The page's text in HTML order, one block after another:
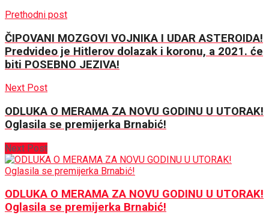
Prethodni post
ČIPOVANI MOZGOVI VOJNIKA I UDAR ASTEROIDA!
Predvideo je Hitlerov dolazak i koronu, a 2021. će
biti POSEBNO JEZIVA!
Next Post
ODLUKA O MERAMA ZA NOVU GODINU U UTORAK!
Oglasila se premijerka Brnabić!
Next Post
ODLUKA O MERAMA ZA NOVU GODINU U UTORAK!
Oglasila se premijerka Brnabić!